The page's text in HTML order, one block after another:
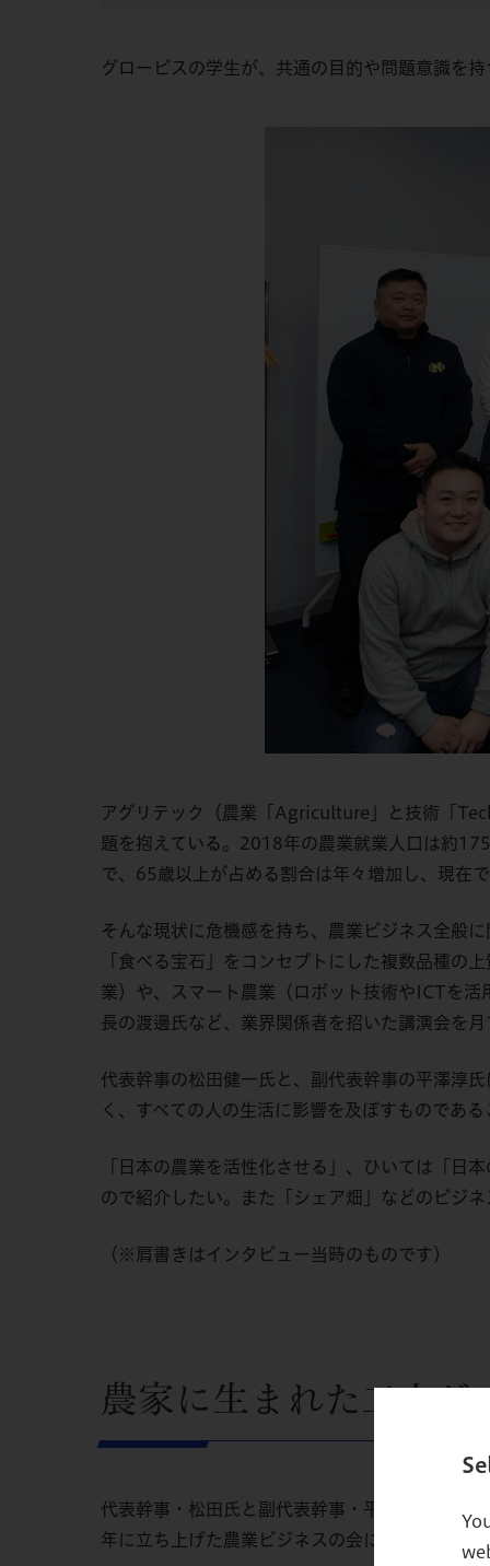
グロービスの学生が、共通の目的や問題意識を
アグリテック（農業「Agriculture」と技術「
題を抱えている。2018年の農業就業人口は約
で、65歳以上が占める割合は年々増加し、現在
そんな現状に危機感を持ち、農業ビジネス全般
「食べる宝石」をコンセプトにした複数品種の
業）や、スマート農業（ロボット技術やICTを
長の渡邊氏など、業界関係者を招いた講演会を
代表幹事の松田健一氏と、副代表幹事の平澤淳
く、すべての人の生活に影響を及ぼすものであ
「日本の農業を活性化させる」、ひいては「日
ので紹介したい。また「シェア畑」などのビジ
（※肩書きはインタビュー当時のものです）
農家に生まれた二人
代表幹事・松田氏と副代表幹事・平澤氏はとも
年に立ち上げた農業ビジネスの会には、両氏と